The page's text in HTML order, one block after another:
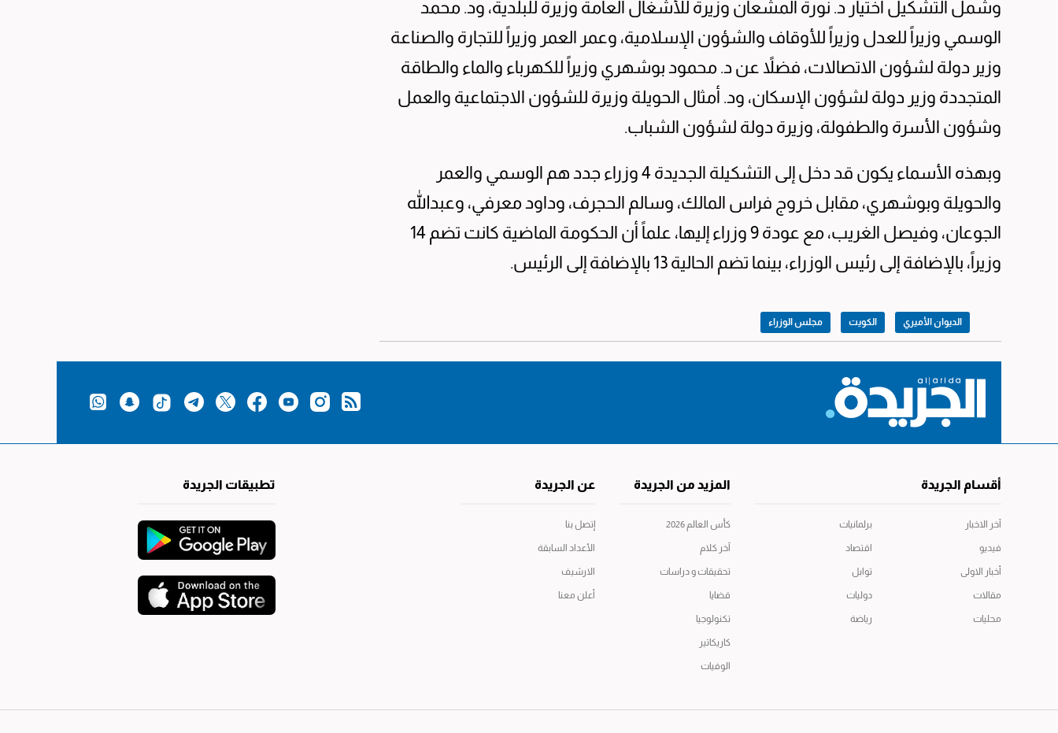
وشمل التشكيل اختيار د. نورة المشعان وزيرة للأشغال العامة وزيرة للبلدية، ود. محمد
الوسمي وزيراً للعدل وزيراً للأوقاف والشؤون الإسلامية، وعمر العمر وزيراً للتجارة والصناعة
وزير دولة لشؤون الاتصالات، فضلاً عن د. محمود بوشهري وزيراً للكهرباء والماء والطاقة
المتجددة وزير دولة لشؤون الإسكان، ود. أمثال الحويلة وزيرة للشؤون الاجتماعية والعمل
وشؤون الأسرة والطفولة، وزيرة دولة لشؤون الشباب.
وبهذه الأسماء يكون قد دخل إلى التشكيلة الجديدة 4 وزراء جدد هم الوسمي والعمر
والحويلة وبوشهري، مقابل خروج فراس المالك، وسالم الحجرف، وداود معرفي، وعبدالله
الجوعان، وفيصل الغريب، مع عودة 9 وزراء إليها، علماً أن الحكومة الماضية كانت تضم 14
وزيراً، بالإضافة إلى رئيس الوزراء، بينما تضم الحالية 13 بالإضافة إلى الرئيس.
الديوان الأميري الكويت مجلس الوزراء
أقسام الجريدة
آخر الاخبار
فيديو
أخبار الاولى
مقالات
محليات
برلمانيات
اقتصاد
توابل
دوليات
رياضة
المزيد من الجريدة
كأس العالم 2026
آخر كلام
تحقيقات و دراسات
قضايا
تكنولوجيا
كاريكاتير
الوفيات
عن الجريدة
إتصل بنا
الأعداد السابقة
الارشيف
أعلن معنا
تطبيقات الجريدة